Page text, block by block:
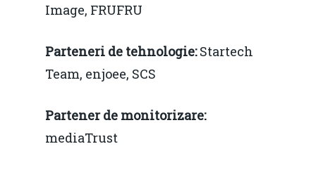
Image, FRUFRU
Parteneri de tehnologie:Startech
Team, enjoee, SCS
Partener de monitorizare:
mediaTrust
Soluții de
IMM
Email: